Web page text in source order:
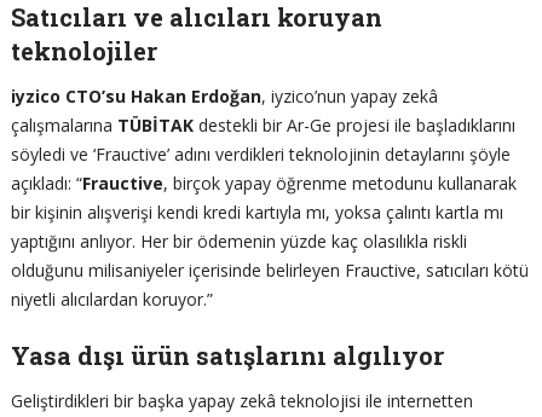
Satıcıları ve alıcıları koruyan
teknolojiler
iyzico CTO’su Hakan Erdoğan, iyzico’nun yapay zekâ
çalışmalarına TÜBİTAKdestekli bir Ar-Ge projesi ile başladıklarını
söyledi ve ‘Frauctive’ adını verdikleri teknolojinin detaylarını şöyle
açıkladı: “Frauctive, birçok yapay öğrenme metodunu kullanarak
bir kişinin alışverişi kendi kredi kartıyla mı, yoksa çalıntı kartla mı
yaptığını anlıyor. Her bir ödemenin yüzde kaç olasılıkla riskli
olduğunu milisaniyeler içerisinde belirleyen Frauctive, satıcıları kötü
niyetli alıcılardan koruyor.”
Yasa dışı ürün satışlarını algılıyor
Geliştirdikleri bir başka yapay zekâ teknolojisi ile internetten